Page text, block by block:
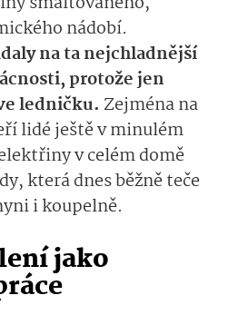
nádobí.
na ta nejchladnější
protože jen
ledničku. Zejména na
lidé ještě v minulém
v celém domě
která dnes běžně teče
i koupelně.
jako